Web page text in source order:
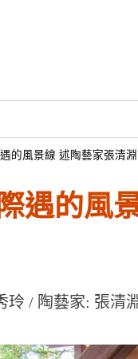
的風景線 述陶藝家張清
遇的風
玲 / 陶藝家: 張清